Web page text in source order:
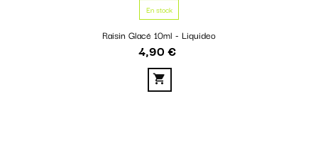
En stock
Raisin Glacé 10ml - Liquideo
Prix
4,90 €